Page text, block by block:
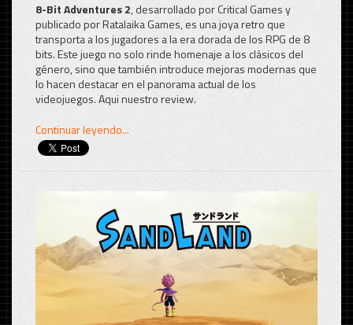
8-Bit Adventures 2, desarrollado por Critical Games y
publicado por Ratalaika Games, es una joya retro que
transporta a los jugadores a la era dorada de los RPG de 8
bits. Este juego no solo rinde homenaje a los clásicos del
género, sino que también introduce mejoras modernas que
lo hacen destacar en el panorama actual de los
videojuegos. Aqui nuestro review.
Continuar leyendo...